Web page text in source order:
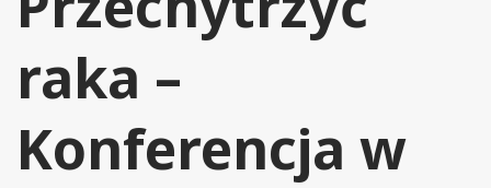
raka –
Konferencja w